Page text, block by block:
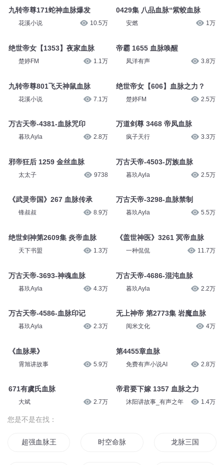
九转帝尊171蛇神血脉爆发
花溪小说 10.5万
绝世帝女【1353】夜家血脉
楚婷FM 1.1万
九转帝尊801飞天神鼠血脉
花溪小说 7.1万
万古天帝-4381-血脉咒印
暮玖Ayla 2.8万
邪帝狂后 1259 金丝血脉
太太子 9738
《武灵帝国》267 血脉传承
锋叔叔 8.9万
绝世剑神第2609集 炎帝血脉
天下书盟 1.3万
万古天帝-3693-神魂血脉
暮玖Ayla 4.3万
万古天帝-4586-血脉印记
暮玖Ayla 2.3万
《血脉果》
霄旭讲故事 5.9万
671有虞氏血脉
大斌 2.7万
0429集 八品血脉“紫蛟血脉
安燃 1万
帝霸 1655 血脉唤醒
凤洋有声 3.8万
绝世帝女【606】血脉之力？
楚婷FM 2.5万
万道剑尊 3468 帝凤血脉
疯子天行 3.3万
万古天帝-4503-厉族血脉
暮玖Ayla 2.5万
万古天帝-3298-血脉禁制
暮玖Ayla 5.5万
《盖世神医》3261 冥帝血脉
一种侃侃 11.7万
万古天帝-4686-混沌血脉
暮玖Ayla 2.2万
无上神帝 第2773集 岩魔血脉
阅米文化 4万
第4455章血脉
免费有声小说AI 2.8万
帝君要下嫁 1357 血脉之力
沐阳讲故事_有声之年 1.4万
您是不是在找：
超强血脉王者 时空命脉 龙脉三国